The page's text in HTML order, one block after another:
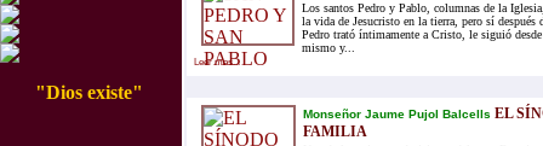
"Dios existe"
Los santos Pedro y Pablo, columnas de la
la vida de Jesucristo en la tierra, pero sí después
Pedro trató íntimamente a Cristo, le siguió
mismo y...
Leer mas...
Monseñor Jaume Pujol Balcells EL
FAMILIA